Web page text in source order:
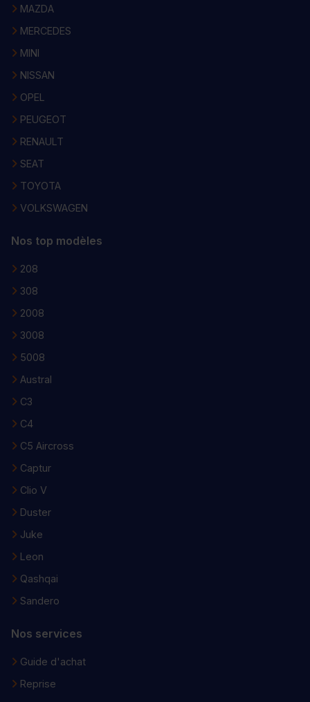
MAZDA
MERCEDES
MINI
NISSAN
OPEL
PEUGEOT
RENAULT
SEAT
TOYOTA
VOLKSWAGEN
Nos top modèles
208
308
2008
3008
5008
Austral
C3
C4
C5 Aircross
Captur
Clio V
Duster
Juke
Leon
Qashqai
Sandero
Nos services
Guide d'achat
Reprise